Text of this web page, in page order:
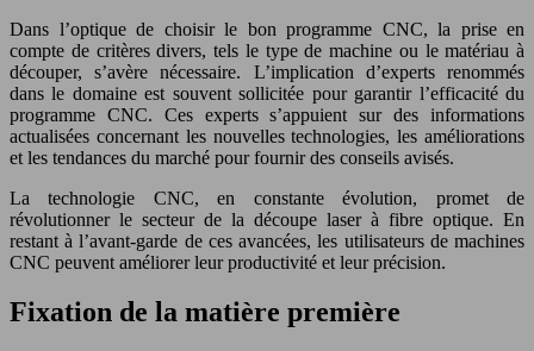
Dans l’optique de choisir le bon programme CNC, la prise en
compte de critères divers, tels le type de machine ou le matériau à
découper, s’avère nécessaire. L’implication d’experts renommés
dans le domaine est souvent sollicitée pour garantir l’efficacité du
programme CNC. Ces experts s’appuient sur des informations
actualisées concernant les nouvelles technologies, les améliorations
et les tendances du marché pour fournir des conseils avisés.
La technologie CNC, en constante évolution, promet de
révolutionner le secteur de la découpe laser à fibre optique. En
restant à l’avant-garde de ces avancées, les utilisateurs de machines
CNC peuvent améliorer leur productivité et leur précision.
Fixation de la matière première